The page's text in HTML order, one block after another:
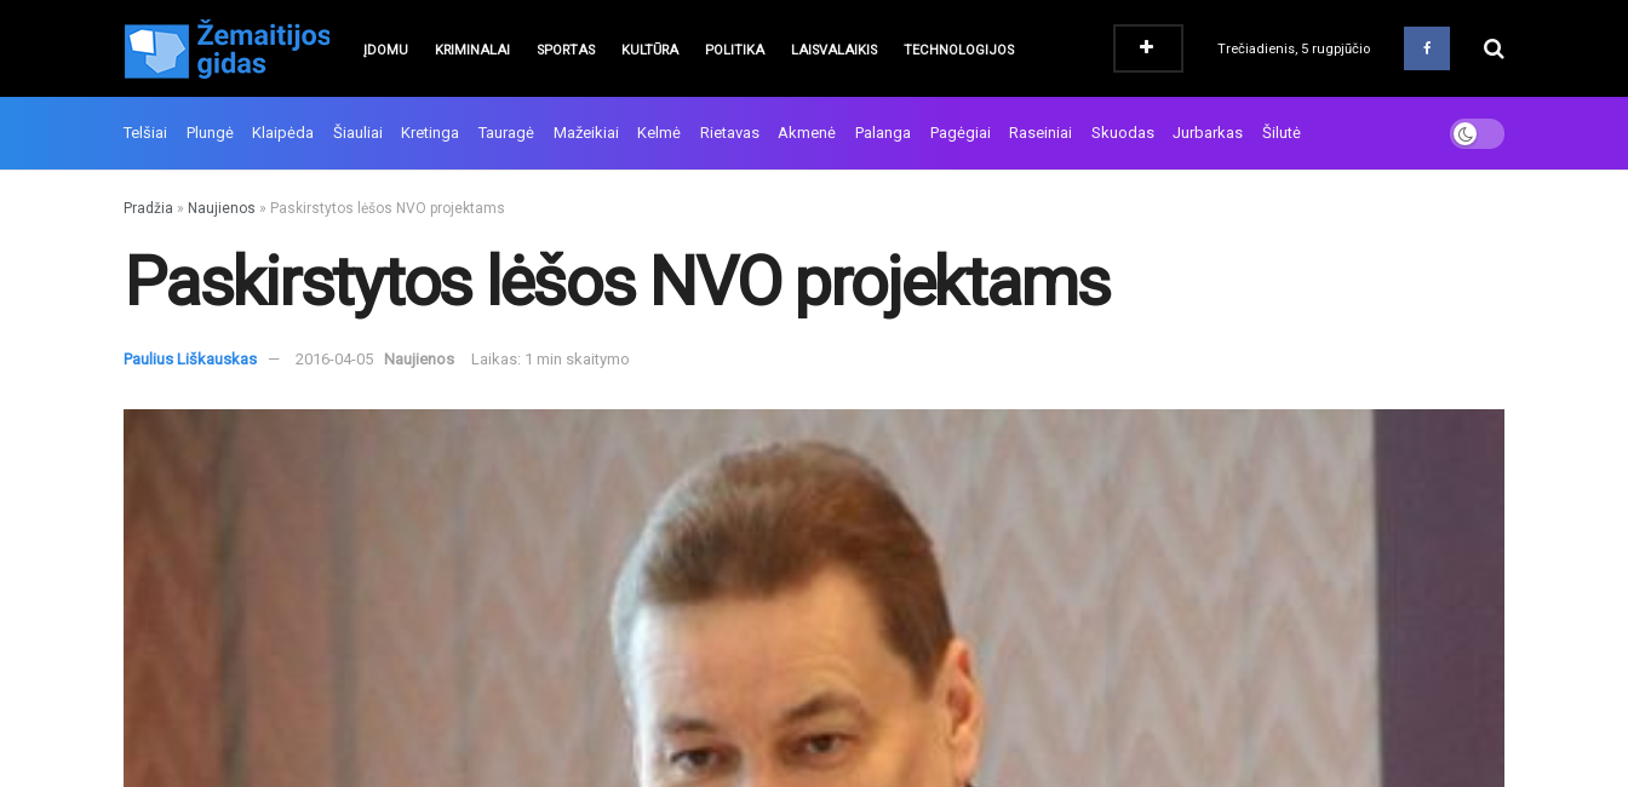
ĮDOMU KRIMINALAI SPORTAS KULTŪRA POLITIKA LAISVALAIKIS TECHNOLOGIJOS Trečiadienis, 5 rugpjūčio
Telšiai Plungė Klaipėda Šiauliai Kretinga Tauragė Mažeikiai Kelmė Rietavas Akmenė Palanga Pagėgiai Raseiniai Skuodas Jurbarkas Šilutė
Pradžia » Naujienos » Paskirstytos lėšos NVO projektams
Paskirstytos lėšos NVO projektams
Paulius Liškauskas 2016-04-05 Naujienos Laikas: 1 min skaitymo